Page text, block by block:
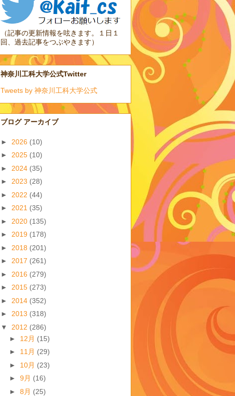
（記事の更新情報を呟きます。１日１
回、過去記事をつぶやきます）
神奈川工科大学公式Twitter
Tweets by 神奈川工科大学公式
ブログ アーカイブ
► 2026 (10)
► 2025 (10)
► 2024 (35)
► 2023 (28)
► 2022 (44)
► 2021 (35)
► 2020 (135)
► 2019 (178)
► 2018 (201)
► 2017 (261)
► 2016 (279)
► 2015 (273)
► 2014 (352)
► 2013 (318)
▼ 2012 (286)
► 12月 (15)
► 11月 (29)
► 10月 (23)
► 9月 (16)
► 8月 (25)